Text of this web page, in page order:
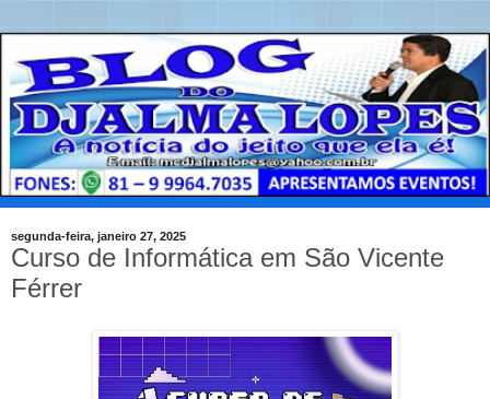
segunda-feira, janeiro 27, 2025
Curso de Informática em São Vicente
Férrer